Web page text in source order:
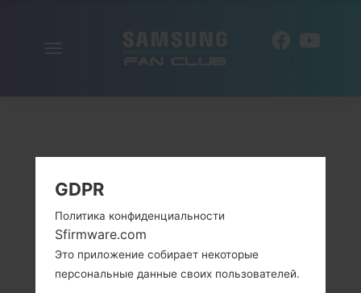
GDPR
Политика конфиденциальности
Sfirmware.com
Это приложение собирает некоторые
персональные данные своих пользователей.